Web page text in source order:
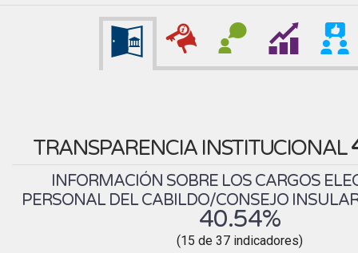
TRANSPARENCIA INSTITUCIONAL
INFORMACIÓN SOBRE LOS CARGOS
PERSONAL DEL CABILDO/CONSEJO
40.54%
(15 de 37 indicadores)